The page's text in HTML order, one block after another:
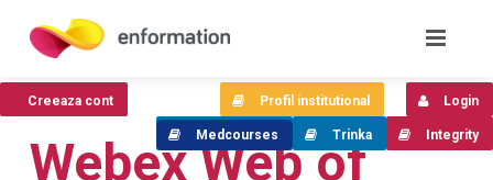
Webex Web of
Creeaza cont Login
Profil institutional
Integrity
Trinka
Medcourses